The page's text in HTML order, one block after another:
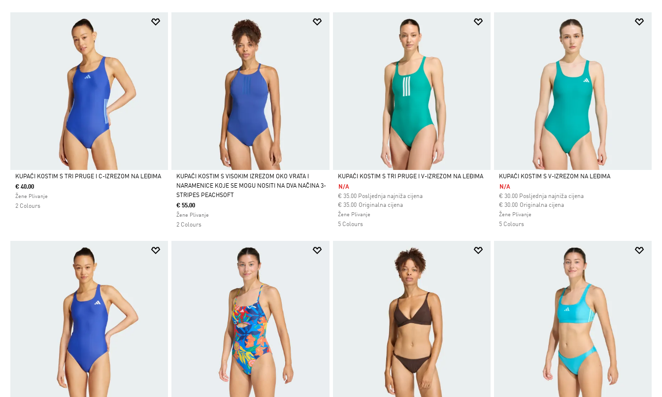
Da
KUPAĆI KOSTIM S TRI PRUGE I C-IZREZOM NA LEĐIMA
€ 40.00
Žene Plivanje
2 Colours
Da
KUPAĆI KOSTIM S VISOKIM IZREZOM OKO VRATA I
NARAMENICE KOJE SE MOGU NOSITI NA DVA NAČINA 3-
STRIPES PEACHSOFT
€ 55.00
Žene Plivanje
2 Colours
Da
KUPAĆI KOSTIM S TRI PRUGE I V-IZREZOM NA LEĐIMA
N/A
€ 35.00 Posljednja najniža cijena
Originalna cijena
Cijena umanjena od
€ 35.00za
Žene Plivanje
5 Colours
Da
KUPAĆI KOSTIM S V-IZREZOM NA LEĐIMA
N/A
€ 30.00 Posljednja najniža cijena
Originalna cijena
Cijena umanjena od
€ 30.00za
Žene Plivanje
5 Colours